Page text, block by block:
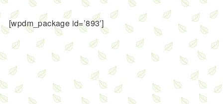
[wpdm_package id=’893′]